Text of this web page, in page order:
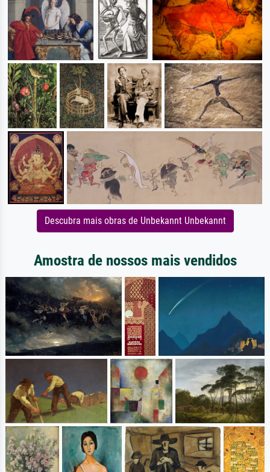
Descubra mais obras de Unbekannt Unbekannt
Amostra de nossos mais vendidos